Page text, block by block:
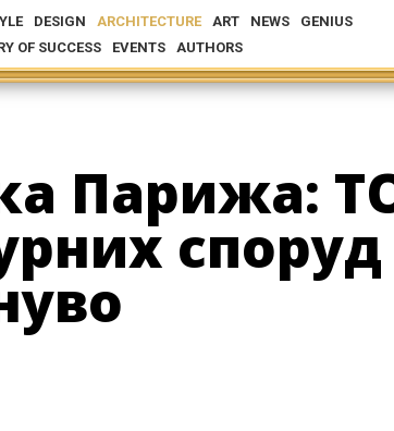
DESIGN ARCHITECTURE ART NEWS
GENIUS
OF SUCCESS
EVENTS AUTHORS
Парижа: